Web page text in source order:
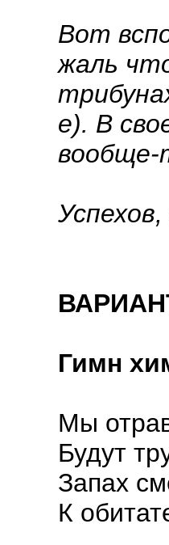
Вот
жаль
е). В
вообще-
Гимн
Мы
Будут
Запах
К